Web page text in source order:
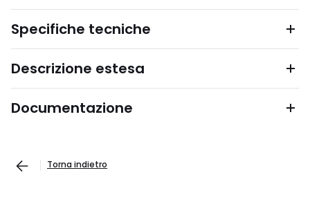
Specifiche tecniche
Descrizione estesa
Documentazione
Torna indietro